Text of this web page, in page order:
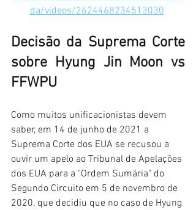
da/videos/2624468234513030
Decisão da Suprema Corte
sobre Hyung Jin Moon vs
FFWPU
Como muitos unificacionistas devem
saber, em 14 de junho de 2021 a
Suprema Corte dos EUA se recusou a
ouvir um apelo ao Tribunal de Apelações
dos EUA para a "Ordem Sumária" do
Segundo Circuito em 5 de novembro de
2020, que decidiu que no caso de Hyung